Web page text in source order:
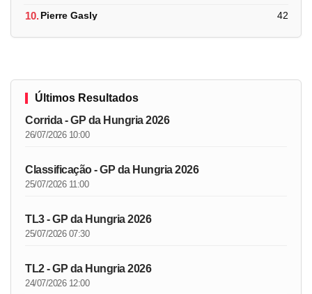
10.Pierre Gasly 42
Últimos Resultados
Corrida - GP da Hungria 2026
26/07/2026 10:00
Classificação - GP da Hungria 2026
25/07/2026 11:00
TL3 - GP da Hungria 2026
25/07/2026 07:30
TL2 - GP da Hungria 2026
24/07/2026 12:00